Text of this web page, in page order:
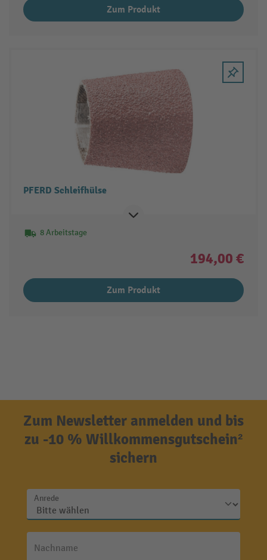
Zum Produkt
PFERD Schleifhülse
8 Arbeitstage
194,00 €
Zum Produkt
Zum Newsletter anmelden und bis
zu -10 % Willkommensgutschein²
sichern
Anrede
Nachname